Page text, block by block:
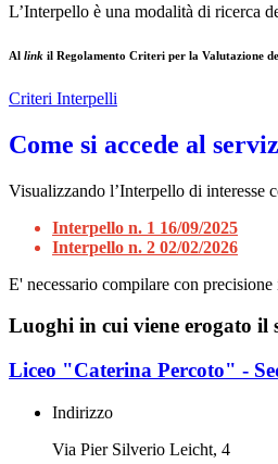
L’Interpello è una modalità di ricerca
Al link il Regolamento Criteri per la Valutazione
Criteri Interpelli
Come si accede al
Visualizzando l’Interpello di interesse
Interpello n. 1 16/09/2025
Interpello n. 2 02/02/2026
E' necessario compilare con
Luoghi in cui viene erogato il
Liceo "Caterina Percoto" -
Indirizzo
Via Pier Silverio Leicht, 4